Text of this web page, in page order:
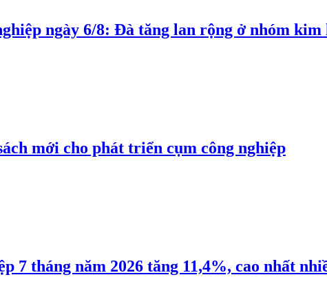
ngày 6/8: Đà tăng lan rộng ở nhóm kim
mới cho phát triển cụm công nghiệp
7 tháng năm 2026 tăng 11,4%, cao nhất